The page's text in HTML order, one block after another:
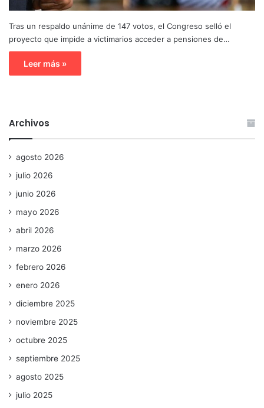
Tras un respaldo unánime de 147 votos, el Congreso selló el
proyecto que impide a victimarios acceder a pensiones de…
Leer más »
Archivos
agosto 2026
julio 2026
junio 2026
mayo 2026
abril 2026
marzo 2026
febrero 2026
enero 2026
diciembre 2025
noviembre 2025
octubre 2025
septiembre 2025
agosto 2025
julio 2025